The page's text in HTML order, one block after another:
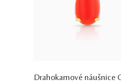
Drahokamové náušnice